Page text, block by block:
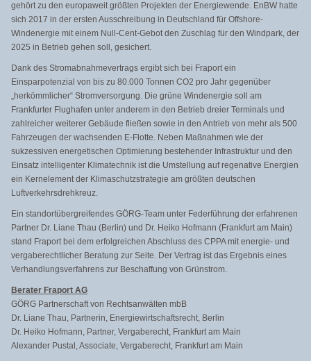
gehört zu den europaweit größten Projekten der Energiewende. EnBW hatte
sich 2017 in der ersten Ausschreibung in Deutschland für Offshore-
Windenergie mit einem Null-Cent-Gebot den Zuschlag für den Windpark, der
2025 in Betrieb gehen soll, gesichert.
Dank des Stromabnahmevertrags ergibt sich bei Fraport ein
Einsparpotenzial von bis zu 80.000 Tonnen CO2 pro Jahr gegenüber
„herkömmlicher“ Stromversorgung. Die grüne Windenergie soll am
Frankfurter Flughafen unter anderem in den Betrieb dreier Terminals und
zahlreicher weiterer Gebäude fließen sowie in den Antrieb von mehr als 500
Fahrzeugen der wachsenden E-Flotte. Neben Maßnahmen wie der
sukzessiven energetischen Optimierung bestehender Infrastruktur und den
Einsatz intelligenter Klimatechnik ist die Umstellung auf regenative Energien
ein Kernelement der Klimaschutzstrategie am größten deutschen
Luftverkehrsdrehkreuz.
Ein standortübergreifendes GÖRG-Team unter Federführung der erfahrenen
Partner Dr. Liane Thau (Berlin) und Dr. Heiko Hofmann (Frankfurt am Main)
stand Fraport bei dem erfolgreichen Abschluss des CPPA mit energie- und
vergaberechtlicher Beratung zur Seite. Der Vertrag ist das Ergebnis eines
Verhandlungsverfahrens zur Beschaffung von Grünstrom.
Berater Fraport AG
GÖRG Partnerschaft von Rechtsanwälten mbB
Dr. Liane Thau, Partnerin, Energiewirtschaftsrecht, Berlin
Dr. Heiko Hofmann, Partner, Vergaberecht, Frankfurt am Main
Alexander Pustal, Associate, Vergaberecht, Frankfurt am Main